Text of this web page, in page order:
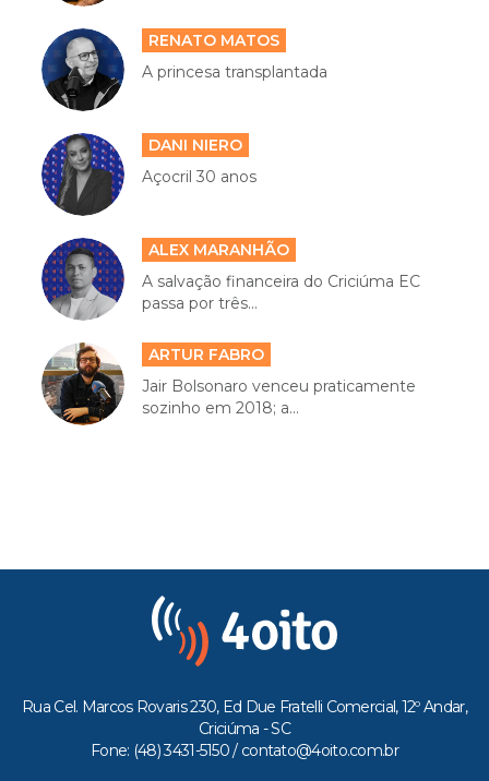
RENATO MATOS
A princesa transplantada
DANI NIERO
Açocril 30 anos
ALEX MARANHÃO
A salvação financeira do Criciúma EC
passa por três...
ARTUR FABRO
Jair Bolsonaro venceu praticamente
sozinho em 2018; a...
Rua Cel. Marcos Rovaris 230, Ed Due Fratelli Comercial, 12º Andar,
Criciúma - SC
Fone: (48) 3431-5150 / contato@4oito.com.br